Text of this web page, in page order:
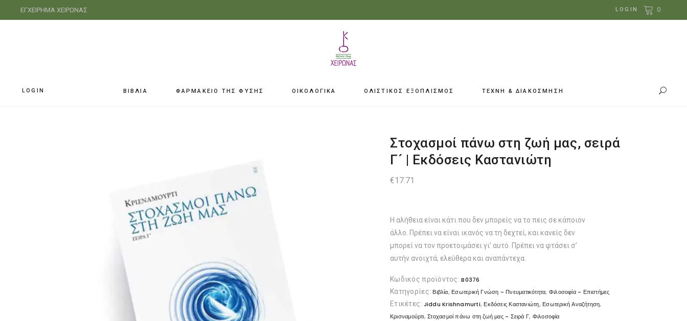
ΕΓΧΕΙΡΗΜΑ ΧΕΙΡΩΝΑΣ LOGIN 0
LOGIN ΒΙΒΛΙΑ ΦΑΡΜΑΚΕΙΟ ΤΗΣ ΦΥΣΗΣ ΟΙΚΟΛΟΓΙΚΑ ΟΛΙΣΤΙΚΟΣ ΕΞΟΠΛΙΣΜΟΣ ΤΕΧΝΗ & ΔΙΑΚΟΣΜΗΣΗ
Στοχασμοί πάνω στη ζωή μας, σειρά
Γ´ | Εκδόσεις Καστανιώτη
€17.71
Η αλήθεια είναι κάτι που δεν μπορείς να το πεις σε κάποιον
άλλο. Πρέπει να είναι ικανός να τη δεχτεί, και κανείς δεν
μπορεί να τον προετοιμάσει γι’ αυτό. Πρέπει να φτάσει σ’
αυτήν ανοιχτά, ελεύθερα και αναπάντεχα.
Κωδικός προϊόντος:B0376
Κατηγορίες: Βιβλία, Εσωτερική Γνώση - Πνευματικότητα, Φιλοσοφία - Επιστήμες
Ετικέτες: Jiddu Krishnamurti, Εκδόσεις Καστανιώτη, Εσωτερική Αναζήτηση,
Κρισναμούρτι,Στοχασμοί πάνω στη ζωή μας - Σειρά Γ, Φιλοσοφία